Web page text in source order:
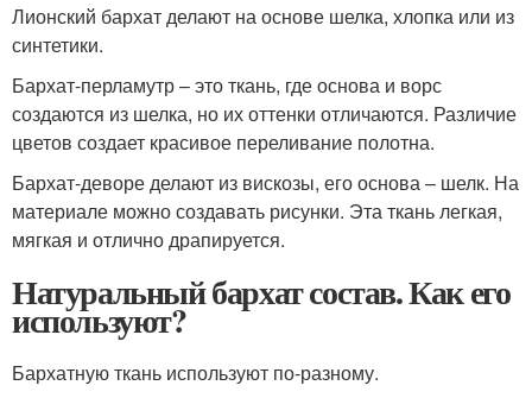
Лионский бархат делают на основе шелка, хлопка или из
синтетики.
Бархат-перламутр – это ткань, где основа и ворс
создаются из шелка, но их оттенки отличаются. Различие
цветов создает красивое переливание полотна.
Бархат-деворе делают из вискозы, его основа – шелк. На
материале можно создавать рисунки. Эта ткань легкая,
мягкая и отлично драпируется.
Натуральный бархат состав. Как его
используют?
Бархатную ткань используют по-разному.